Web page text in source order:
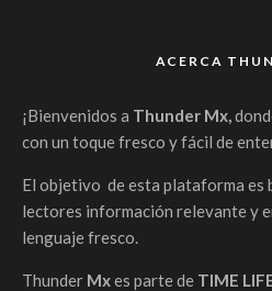
ACERCA
¡Bienvenidos a Thunder Mx,
con un toque fresco y fácil de
El objetivo de esta plataforma es
lectores información relevante y
lenguaje fresco.
Thunder Mxes parte de TIME